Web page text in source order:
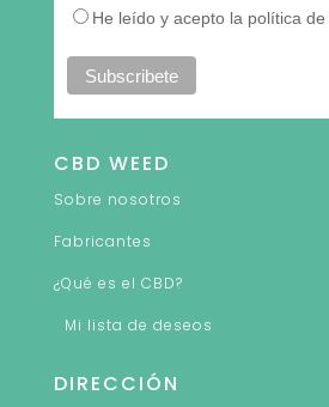
He leído y acepto la política
CBD WEED
Sobre nosotros
Fabricantes
¿Qué es el CBD?
Mi lista de deseos
DIRECCIÓN